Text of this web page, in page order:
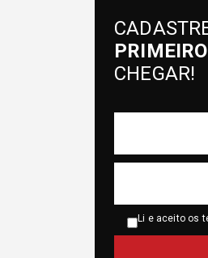
PRIMEIRO
CHEGAR!
Li e aceito os